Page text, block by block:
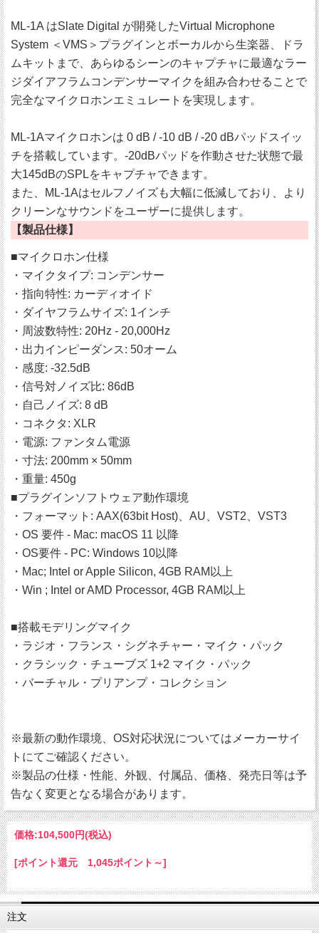
ML-1A はSlate Digital が開発したVirtual Microphone
System ＜VMS＞プラグインとボーカルから生楽器、ドラ
ムキットまで、あらゆるシーンのキャプチャに最適なラー
ジダイアフラムコンデンサーマイクを組み合わせることで
完全なマイクロホンエミュレートを実現します。
ML-1Aマイクロホンは 0 dB / -10 dB / -20 dBパッドスイッ
チを搭載しています。-20dBパッドを作動させた状態で最
大145dBのSPLをキャプチャできます。
また、ML-1Aはセルフノイズも大幅に低減しており、より
クリーンなサウンドをユーザーに提供します。
【製品仕様】
■マイクロホン仕様
・マイクタイプ: コンデンサー
・指向特性: カーディオイド
・ダイヤフラムサイズ: 1インチ
・周波数特性: 20Hz - 20,000Hz
・出力インピーダンス: 50オーム
・感度: -32.5dB
・信号対ノイズ比: 86dB
・自己ノイズ: 8 dB
・コネクタ: XLR
・電源: ファンタム電源
・寸法: 200mm × 50mm
・重量: 450g
■プラグインソフトウェア動作環境
・フォーマット: AAX(63bit Host)、AU、VST2、VST3
・OS 要件 - Mac: macOS 11 以降
・OS要件 - PC: Windows 10以降
・Mac; Intel or Apple Silicon, 4GB RAM以上
・Win ; Intel or AMD Processor, 4GB RAM以上
■搭載モデリングマイク
・ラジオ・フランス・シグネチャー・マイク・パック
・クラシック・チューブズ 1+2 マイク・パック
・バーチャル・プリアンプ・コレクション
※最新の動作環境、OS対応状況についてはメーカーサイ
トにてご確認ください。
※製品の仕様・性能、外観、付属品、価格、発売日等は予
告なく変更となる場合があります。
価格:104,500円(税込)
[ポイント還元 1,045ポイント～]
注文